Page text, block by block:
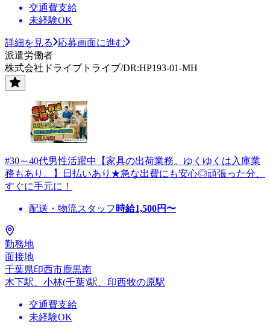
交通費支給
未経験OK
詳細を見る
応募画面に進む
派遣労働者
株式会社ドライブトライブ/DR:HP193-01-MH
#30～40代男性活躍中【家具の出荷業務。ゆくゆくは入庫業
務もあり。】日払いあり★急な出費にも安心◎頑張った分、
すぐに手元に！
配送・物流スタッフ 時給1,500円〜
勤務地
面接地
千葉県印西市鹿黒南
木下駅、小林(千葉)駅、印西牧の原駅
交通費支給
未経験OK